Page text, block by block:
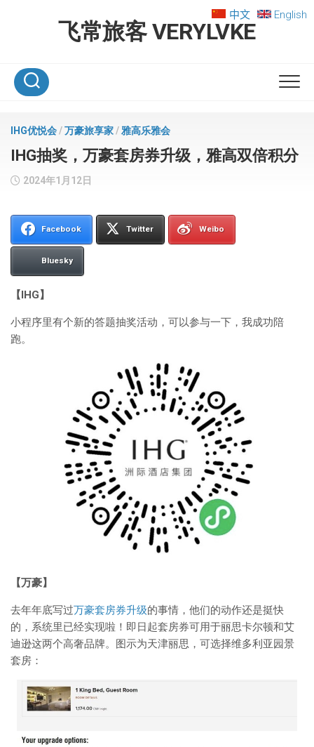
飞常旅客 VERYLVKE
中文 English
IHG优悦会/万豪旅享家/雅高乐雅会
IHG抽奖，万豪套房券升级，雅高双倍积分
2024年1月12日
Facebook Twitter Weibo
Bluesky
【IHG】
小程序里有个新的答题抽奖活动，可以参与一下，我成功陪
跑。
【万豪】
去年年底写过万豪套房券升级的事情，他们的动作还是挺快
的，系统里已经实现啦！即日起套房券可用于丽思卡尔顿和艾
迪逊这两个高奢品牌。图示为天津丽思，可选择维多利亚园景
套房：